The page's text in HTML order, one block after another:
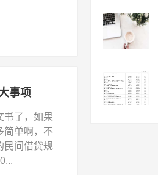
事项
书了，如果
简单啊，不
民间借贷规